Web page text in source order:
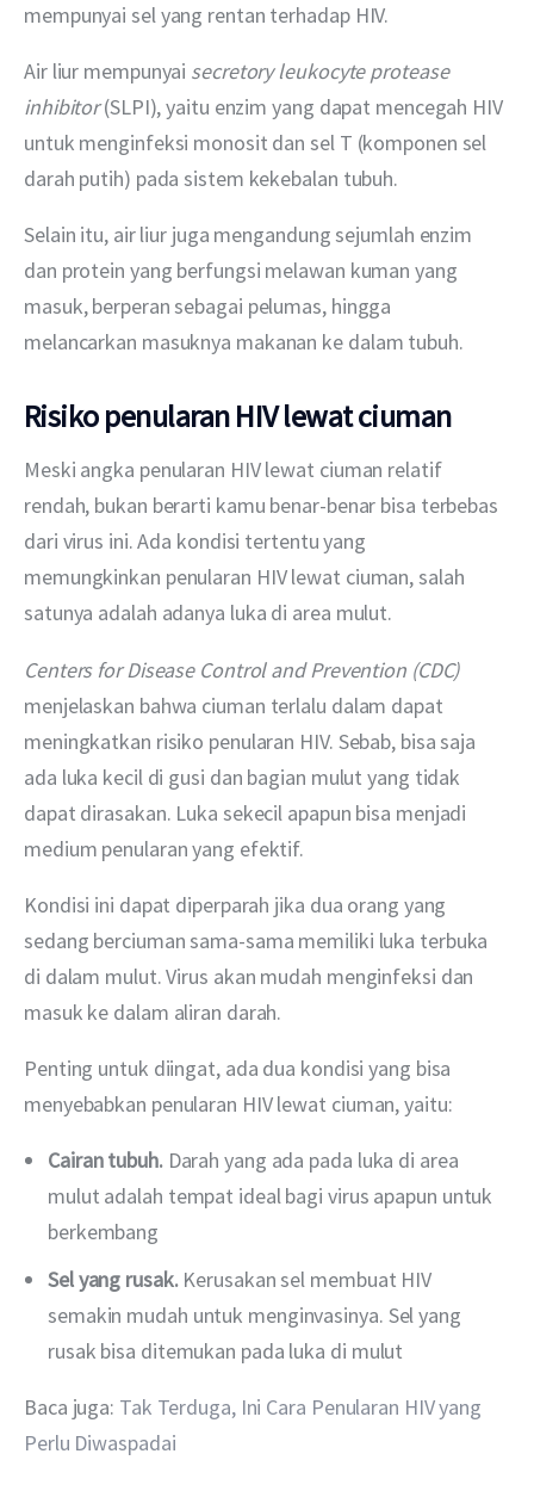
mempunyai sel yang rentan terhadap HIV.
Air liur mempunyai secretory leukocyte protease
inhibitor (SLPI), yaitu enzim yang dapat mencegah HIV
untuk menginfeksi monosit dan sel T (komponen sel
darah putih) pada sistem kekebalan tubuh.
Selain itu, air liur juga mengandung sejumlah enzim
dan protein yang berfungsi melawan kuman yang
masuk, berperan sebagai pelumas, hingga
melancarkan masuknya makanan ke dalam tubuh.
Risiko penularan HIV lewat ciuman
Meski angka penularan HIV lewat ciuman relatif
rendah, bukan berarti kamu benar-benar bisa terbebas
dari virus ini. Ada kondisi tertentu yang
memungkinkan penularan HIV lewat ciuman, salah
satunya adalah adanya luka di area mulut.
Centers for Disease Control and Prevention (CDC)
menjelaskan bahwa ciuman terlalu dalam dapat
meningkatkan risiko penularan HIV. Sebab, bisa saja
ada luka kecil di gusi dan bagian mulut yang tidak
dapat dirasakan. Luka sekecil apapun bisa menjadi
medium penularan yang efektif.
Kondisi ini dapat diperparah jika dua orang yang
sedang berciuman sama-sama memiliki luka terbuka
di dalam mulut. Virus akan mudah menginfeksi dan
masuk ke dalam aliran darah.
Penting untuk diingat, ada dua kondisi yang bisa
menyebabkan penularan HIV lewat ciuman, yaitu:
Cairan tubuh. Darah yang ada pada luka di area
mulut adalah tempat ideal bagi virus apapun untuk
berkembang
Sel yang rusak. Kerusakan sel membuat HIV
semakin mudah untuk menginvasinya. Sel yang
rusak bisa ditemukan pada luka di mulut
Baca juga: Tak Terduga, Ini Cara Penularan HIV yang
Perlu Diwaspadai